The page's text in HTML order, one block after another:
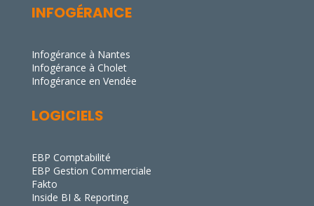
INFOGÉRANCE
Infogérance à Nantes
Infogérance à Cholet
Infogérance en Vendée
LOGICIELS
EBP Comptabilité
EBP Gestion Commerciale
Fakto
Inside BI & Reporting